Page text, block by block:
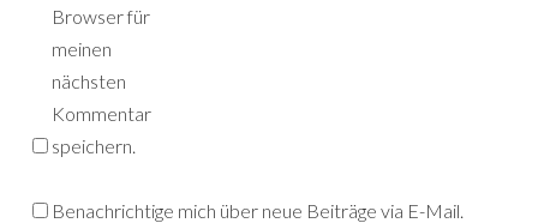
Browser für
meinen
nächsten
Kommentar
speichern.
Benachrichtige mich über neue Beiträge via E-Mail.